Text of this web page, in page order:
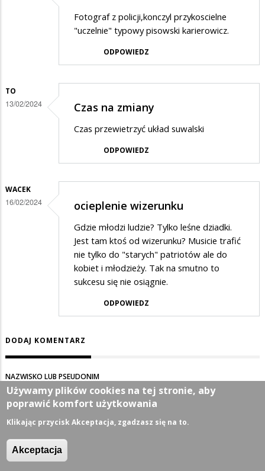
żadnej…
Fotograf z policji,konczyl przykoscielne
"uczelnie" typowy pisowski karierowicz.
ODPOWIEDZ
TO
13/02/2024 Czas na zmiany
Czas przewietrzyć układ suwalski
ODPOWIEDZ
WACEK
16/02/2024 ocieplenie wizerunku
Gdzie młodzi ludzie? Tylko leśne dziadki.
Jest tam ktoś od wizerunku? Musicie trafić
nie tylko do "starych" patriotów ale do
kobiet i młodzieży. Tak na smutno to
sukcesu się nie osiągnie.
ODPOWIEDZ
DODAJ KOMENTARZ
NAZWISKO LUB PSEUDONIM
TEMAT
Używamy plików cookies na tej stronie, aby
poprawić komfort użytkowania
Klikając przycisk Akceptacja, zgadzasz się na to.
Akceptacja